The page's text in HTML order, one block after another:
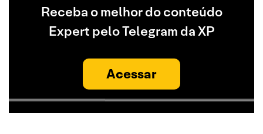
Receba o melhor do conteúdo
Expert pelo Telegram da XP
Acessar